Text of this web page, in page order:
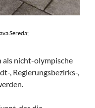
Sereda;
als nicht-olympische
, Regierungsbezirks-,